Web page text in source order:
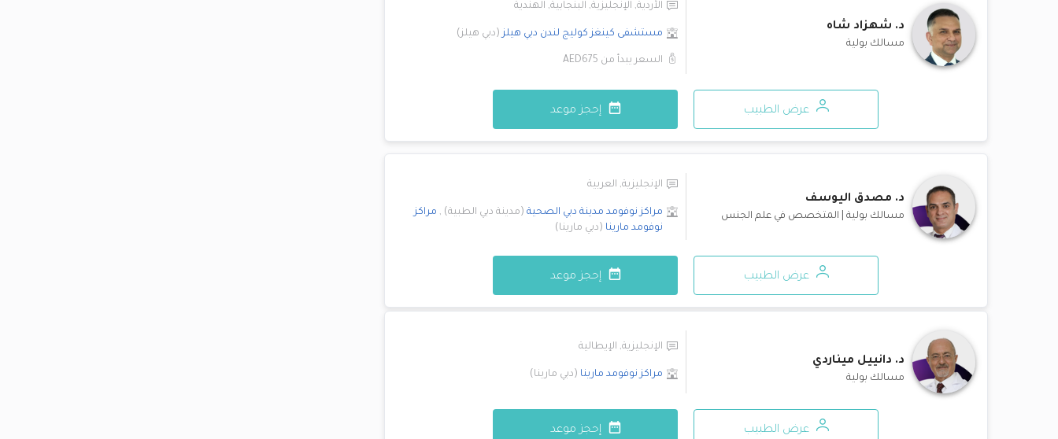
د. شهزاد شاه
مسالك بولية
الأردية, الإنجليزية, البنجابية, الهندية
مستشفى كينغز كوليج لندن دبي هيلز (دبي هيلز)
السعر يبدأ من AED675
عرض الطبيب إحجز موعد
د. مصدق اليوسف
مسالك بولية المتخصص في علم الجنس
الإنجليزية, العربية
مراكز نوفومد مدينة دبي الصحية (مدينة دبي الطبية)
, مراكز
نوفومد مارينا (دبي مارينا)
عرض الطبيب إحجز موعد
د. دانييل ميناردي
مسالك بولية
الإنجليزية, الإيطالية
مراكز نوفومد مارينا ( دبي مارينا )
عرض الطبيب إحجز موعد